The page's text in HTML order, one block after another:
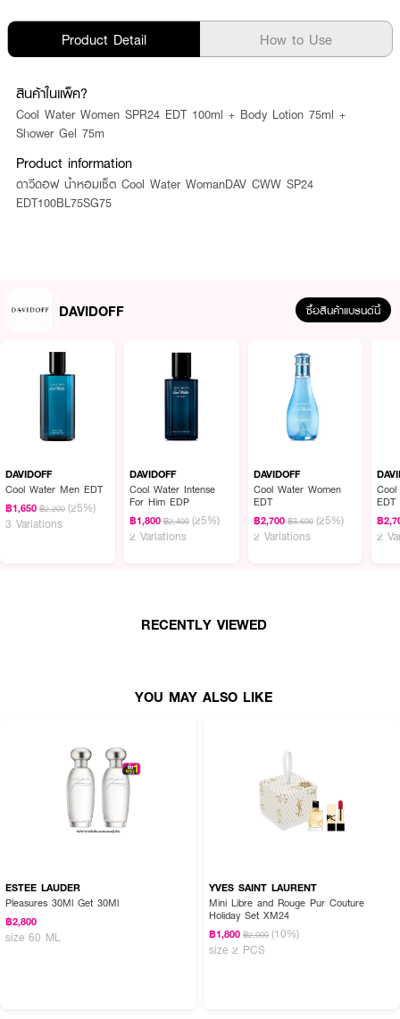
Product Detail How to Use
สินค้าในแพ็ค?
Cool Water Women SPR24 EDT 100ml + Body Lotion 75ml +
Shower Gel 75m
Product information
ดาวีดอฟ น้ำหอมเซ็ต Cool Water WomanDAV CWW SP24
EDT100BL75SG75
DAVIDOFF ซื้อสินค้าแบรนด์นี้
DAVIDOFF
Cool Water Men EDT
฿1,650 ฿2,200 (25%)
3 Variations
DAVIDOFF
Cool Water Intense
For Him EDP
฿1,800 ฿2,400 (25%)
2 Variations
DAVIDOFF
Cool Water Women
EDT
฿2,700 ฿3,600 (25%)
2 Variations
EDT
฿
2
RECENTLY VIEWED
YOU MAY ALSO LIKE
ESTEE LAUDER
Pleasures 30Ml Get 30Ml
฿2,800
size 60 ML
YVES SAINT LAURENT
Mini Libre and Rouge Pur Couture
Holiday Set XM24
฿1,800 ฿2,000 (10%)
size 2 PCS